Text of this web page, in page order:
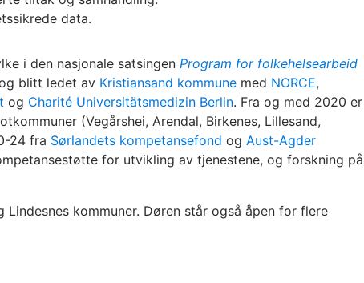
data.
i den nasjonale satsingen Program for folkehelsearbeid
blitt ledet av Kristiansand kommune med NORCE,
og Charité Universitätsmedizin Berlin. Fra og med 2020 er
(Vegårshei, Arendal, Birkenes, Lillesand,
24 fra Sørlandets kompetansefond og Aust-Agder
for utvikling av tjenestene, og forskning på
kommuner. Døren står også åpen for flere